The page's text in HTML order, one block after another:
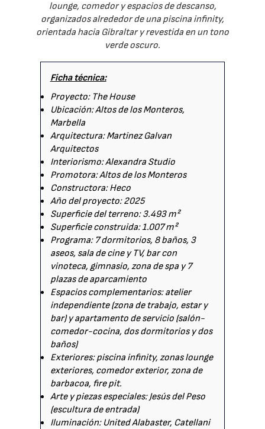
lounge, comedor y espacios de descanso,
organizados alrededor de una piscina infinity,
orientada hacia Gibraltar y revestida en un tono
verde oscuro.
Ficha técnica:
Proyecto: The House
Ubicación: Altos de los Monteros,
Marbella
Arquitectura: Martinez Galvan
Arquitectos
Interiorismo: Alexandra Studio
Promotora: Altos de los Monteros
Constructora: Heco
Año del proyecto: 2025
Superficie del terreno: 3.493 m²
Superficie construida: 1.007 m²
Programa: 7 dormitorios, 8 baños, 3
aseos, sala de cine y TV, bar con
vinoteca, gimnasio, zona de spa y 7
plazas de aparcamiento
Espacios complementarios: atelier
independiente (zona de trabajo, estar y
bar) y apartamento de servicio (salón-
comedor-cocina, dos dormitorios y dos
baños)
Exteriores: piscina infinity, zonas lounge
exteriores, comedor exterior, zona de
barbacoa, fire pit.
Arte y piezas especiales: Jesús del Peso
(escultura de entrada)
Iluminación: United Alabaster, Catellani